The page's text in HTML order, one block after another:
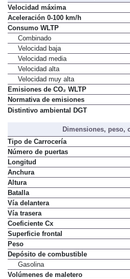
Velocidad máxima
Aceleración 0-100 km/h
Consumo WLTP
Combinado
Velocidad baja
Velocidad media
Velocidad alta
Velocidad muy alta
Emisiones de CO₂ WLTP
Normativa de emisiones
Distintivo ambiental DGT
Dimensiones, peso,
Tipo de Carrocería
Número de puertas
Longitud
Anchura
Altura
Batalla
Vía delantera
Vía trasera
Coeficiente Cx
Superficie frontal
Peso
Depósito de combustible
Gasolina
Volúmenes de maletero